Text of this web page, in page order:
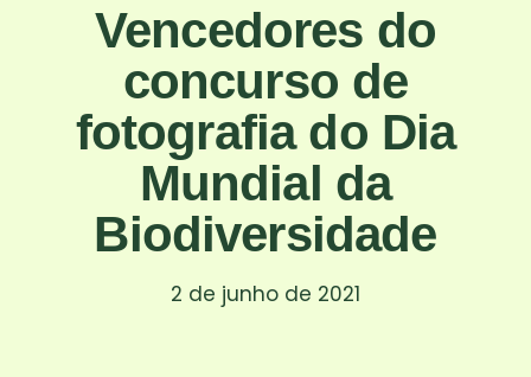
Vencedores do
concurso de
fotografia do Dia
Mundial da
Biodiversidade
2 de junho de 2021